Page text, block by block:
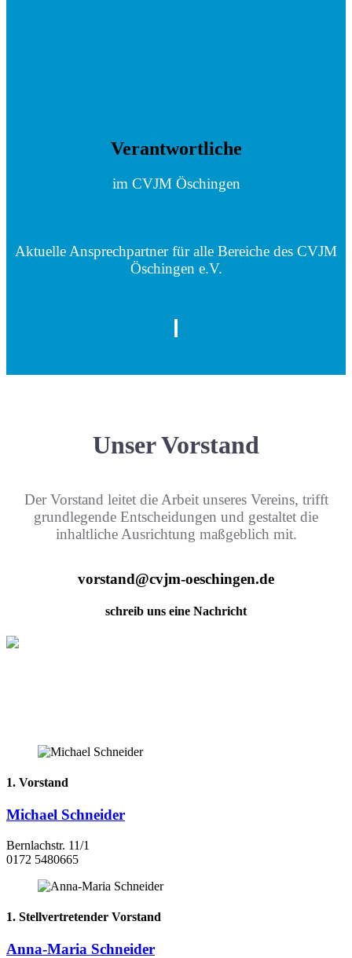
Verantwortliche
im CVJM Öschingen
Aktuelle Ansprechpartner für alle Bereiche des CVJM
Öschingen e.V.
Unser Vorstand
Der Vorstand leitet die Arbeit unseres Vereins, trifft
grundlegende Entscheidungen und gestaltet die
inhaltliche Ausrichtung maßgeblich mit.
vorstand@cvjm-oeschingen.de
schreib uns eine Nachricht
1. Vorstand
Michael Schneider
Bernlachstr. 11/1
0172 5480665
1. Stellvertretender Vorstand
Anna-Maria Schneider